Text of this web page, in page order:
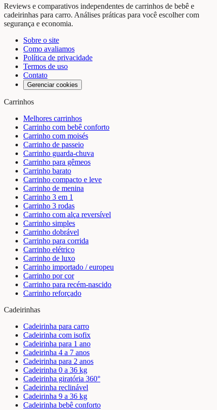
Reviews e comparativos independentes de carrinhos de bebê e
cadeirinhas para carro. Análises práticas para você escolher com
segurança e economia.
Sobre o site
Como avaliamos
Política de privacidade
Termos de uso
Contato
Gerenciar cookies
Carrinhos
Melhores carrinhos
Carrinho com bebê conforto
Carrinho com moisés
Carrinho de passeio
Carrinho guarda-chuva
Carrinho para gêmeos
Carrinho barato
Carrinho compacto e leve
Carrinho de menina
Carrinho 3 em 1
Carrinho 3 rodas
Carrinho com alça reversível
Carrinho simples
Carrinho dobrável
Carrinho para corrida
Carrinho elétrico
Carrinho de luxo
Carrinho importado / europeu
Carrinho por cor
Carrinho para recém-nascido
Carrinho reforçado
Cadeirinhas
Cadeirinha para carro
Cadeirinha com isofix
Cadeirinha para 1 ano
Cadeirinha 4 a 7 anos
Cadeirinha para 2 anos
Cadeirinha 0 a 36 kg
Cadeirinha giratória 360°
Cadeirinha reclinável
Cadeirinha 9 a 36 kg
Cadeirinha bebê conforto